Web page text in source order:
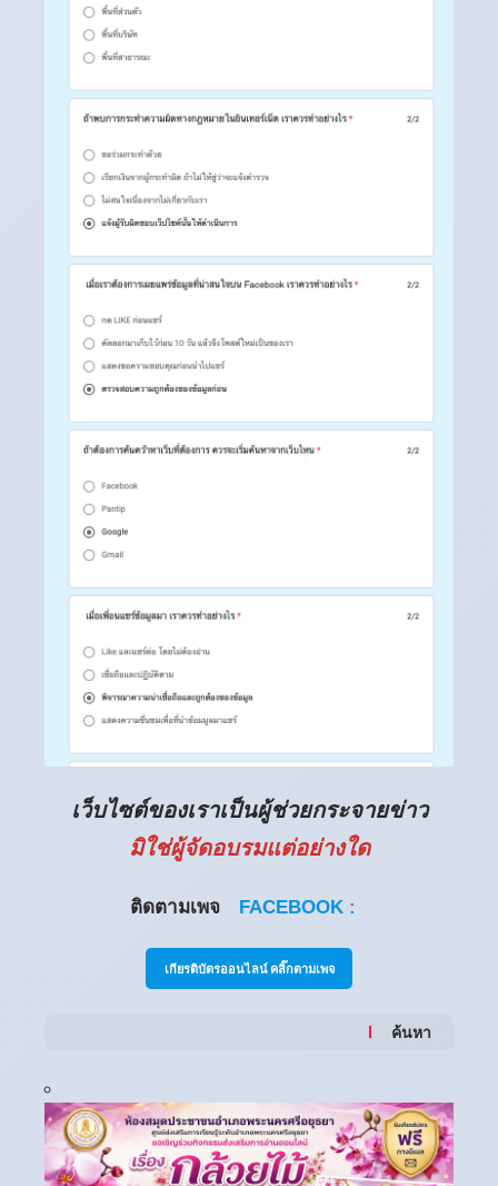
เว็บไซต์ของเราเป็นผู้ช่วยกระจายข่าว
มิใช่ผู้จัดอบรมแต่อย่างใด
ติดตามเพจ FACEBOOK :
เกียรติบัตรออนไลน์ คลิ๊กตามเพจ
ค้นหา